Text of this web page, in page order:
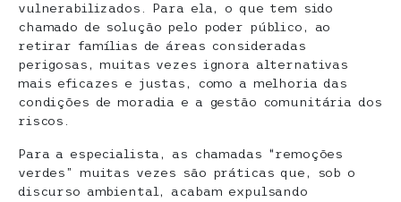
vulnerabilizados. Para ela, o que tem sido
chamado de solução pelo poder público, ao
retirar famílias de áreas consideradas
perigosas, muitas vezes ignora alternativas
mais eficazes e justas, como a melhoria das
condições de moradia e a gestão comunitária dos
riscos.
Para a especialista, as chamadas “remoções
verdes” muitas vezes são práticas que, sob o
discurso ambiental, acabam expulsando